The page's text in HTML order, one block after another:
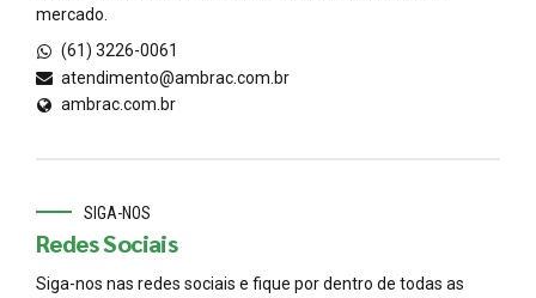
mercado.
(61) 3226-0061
atendimento@ambrac.com.br
ambrac.com.br
SIGA-NOS
Redes Sociais
Siga-nos nas redes sociais e fique por dentro de todas as